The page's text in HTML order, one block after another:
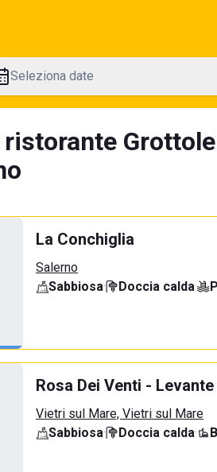
Seleziona date
La Conchiglia
Salerno
Sabbiosa· Doccia calda·
Rosa Dei Venti - Levante
Vietri sul Mare, Vietri sul Mare
Sabbiosa· Doccia calda·